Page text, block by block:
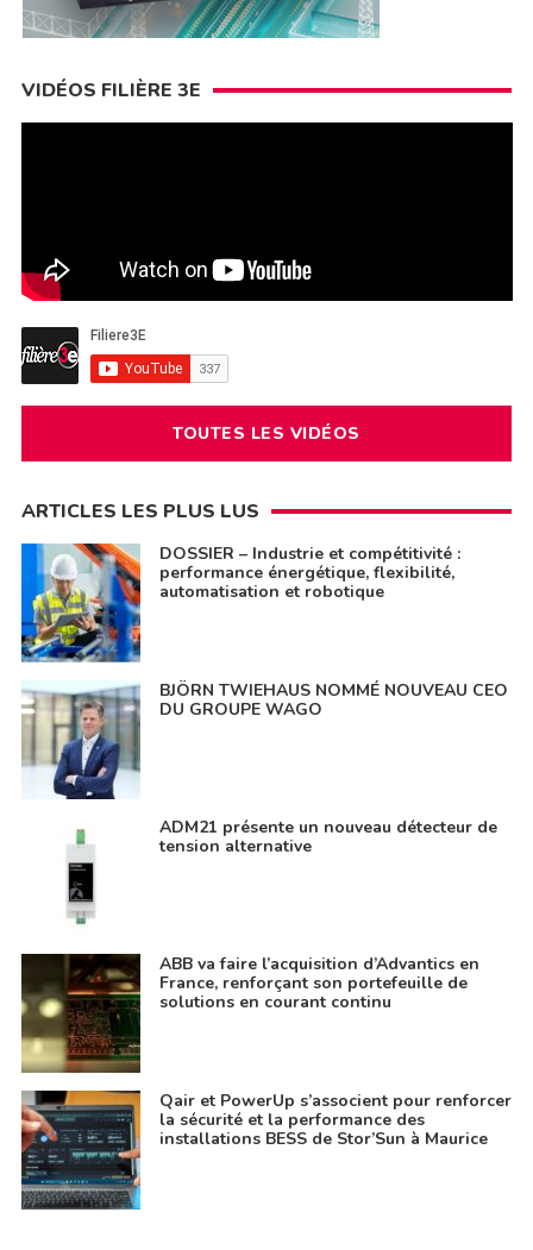
VIDÉOS FILIÈRE 3E
TOUTES LES VIDÉOS
ARTICLES LES PLUS LUS
DOSSIER – Industrie et compétitivité :
performance énergétique, flexibilité,
automatisation et robotique
BJÖRN TWIEHAUS NOMMÉ NOUVEAU CEO
DU GROUPE WAGO
ADM21 présente un nouveau détecteur de
tension alternative
ABB va faire l’acquisition d’Advantics en
France, renforçant son portefeuille de
solutions en courant continu
Qair et PowerUp s’associent pour renforcer
la sécurité et la performance des
installations BESS de Stor’Sun à Maurice